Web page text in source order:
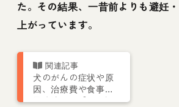
た。その結果、一昔前よりも避妊
上がっています。
犬のがんの症状や原
因、治療費や食事、
予防法まで【がん認